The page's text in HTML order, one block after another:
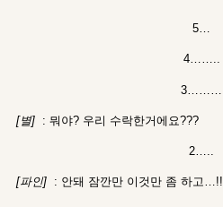
5…
4……..
3………
[별] : 뭐야? 우리 수락한거에요???
2…..
[파인] : 안돼 잠깐만 이것만 좀 하고…!!